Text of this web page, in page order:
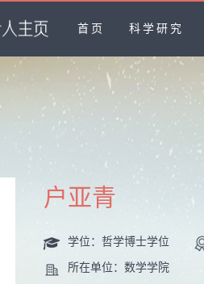
首页 科学研究
户亚青
学位：哲学博士学位
所在单位：数学学院